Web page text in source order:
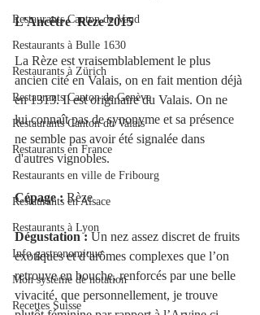
Restaurants Canton de Vaud
Restaurants à Bulle 1630
Restaurants à Zürich
Restaurants Canton de Genève
Restaurants Canton du Valais
Restaurants en France
Restaurants en ville de Fribourg
Restaurants en Alsace
Restaurants à Lyon
Info gastronomique
Mon système de notation
Recettes Suisse
L’Ancêtre  Rèze 2015
La Rèze est vraisemblablement le plus
ancien cité en Valais, on en fait mention déjà
en 1313. Il est originaire du Valais. On ne
lui connaît pas de synonyme et sa présence
ne semble pas avoir été signalée dans
d'autres vignobles.
Cépage : Rèze
Dégustation : Un nez assez discret de fruits
exotiques et d’arômes complexes que l’on
retrouve en bouche, renforcés par une belle
vivacité, que personnellement, je trouve